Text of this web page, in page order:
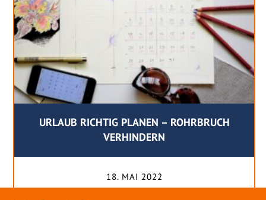
URLAUB RICHTIG PLANEN – ROHRBRUCH
VERHINDERN
18. MAI 2022